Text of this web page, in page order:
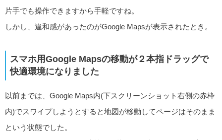
片手でも操作できますから手軽ですね。
しかし、違和感があったのがGoogle Mapsが表示されたとき。
スマホ用Google Mapsの移動が２本指ドラッグで
快適環境になりました
以前までは、Google Maps内(下スクリーンショット右側の赤枠
内)でスワイプしようとすると地図が移動してページはそのまま
という状態でした。